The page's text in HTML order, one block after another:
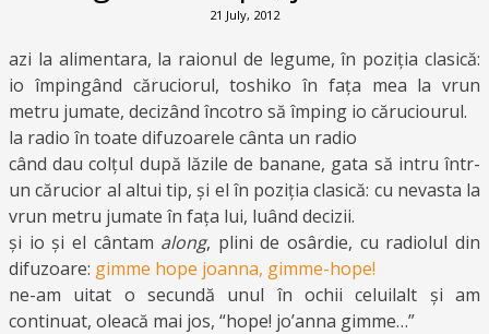
21 July, 2012
azi la alimentara, la raionul de legume, în poziția clasică:
io împingând căruciorul, toshiko în fața mea la vrun
metru jumate, decizând încotro să împing io căruciourul.
la radio în toate difuzoarele cânta un radio
când dau colțul după lăzile de banane, gata să intru într-
un cărucior al altui tip, și el în poziția clasică: cu nevasta la
vrun metru jumate în fața lui, luând decizii.
și io și el cântam along, plini de osârdie, cu radiolul din
difuzoare: gimme hope joanna, gimme-hope!
ne-am uitat o secundă unul în ochii celuilalt și am
continuat, oleacă mai jos, “hope! jo’anna gimme…”